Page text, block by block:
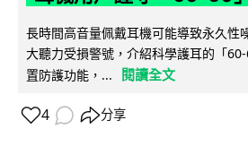
長時間高音量佩戴耳機可能導致永久性
大聽力受損警號，介紹科學護耳的「
置防護功能，...
閱讀全文
4 分享